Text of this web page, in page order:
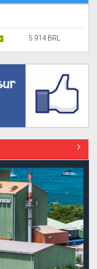
5.914 BRL